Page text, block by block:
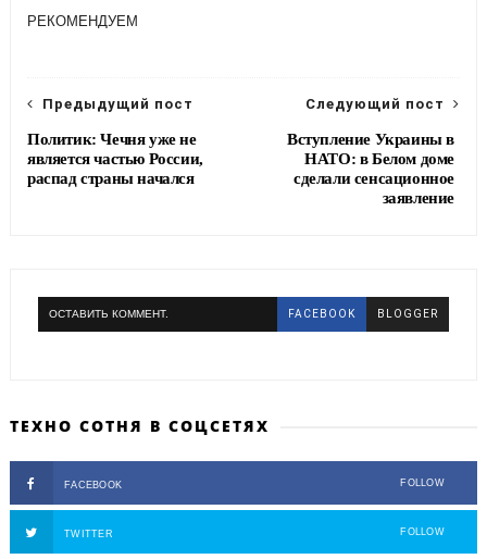
РЕКОМЕНДУЕМ
Следующий пост
Вступление Украины в
НАТО: в Белом доме
сделали сенсационное
заявление
Предыдущий пост
Политик: Чечня уже не
является частью России,
распад страны начался
ОСТАВИТЬ КОММЕНТ. FACEBOOK BLOGGER
ТЕХНО СОТНЯ В СОЦСЕТЯХ
FACEBOOK FOLLOW
TWITTER FOLLOW